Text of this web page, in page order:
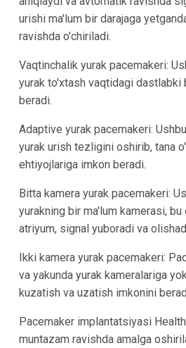
urishi ma'lum bir darajaga
ravishda o'chiriladi.
Vaqtinchalik yurak pacemakeri:
yurak to'xtash vaqtidagi dastlabki
beradi.
Adaptive yurak pacemakeri:
yurak urish tezligini oshirib, tana
ehtiyojlariga imkon beradi.
Bitta kamera yurak pacemakeri:
yurakning bir ma'lum kamerasi,
atriyum, signal yuboradi va
Ikki kamera yurak pacemakeri:
va yakunda yurak kameralariga
kuzatish va uzatish imkonini
Pacemaker implantatsiyasi
muntazam ravishda amalga